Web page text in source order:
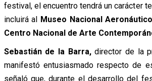
festival, el encuentro tendrá un carácter
incluirá al Museo Nacional
Centro Nacional de Arte
Sebastián de la Barra,director de la
manifestó entusiasmado respecto de
señaló que, durante el desarrollo del